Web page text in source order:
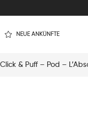
NEUE ANKÜNFTE
& Puff – Pod –